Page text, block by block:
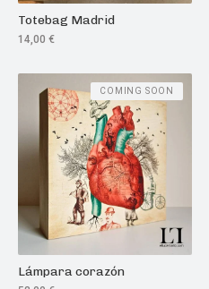
Totebag Madrid
14,00 €
Lámpara corazón
COMING SOON